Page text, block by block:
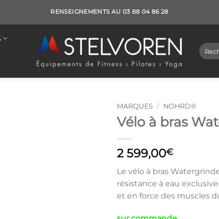
RENSEIGNEMENTS AU 03 88 04 86 28
pour :
MARQUES / NOHRD®
Vélo à bras
2 599,00€
Le vélo à bras
résistance à eau
et en force des muscles